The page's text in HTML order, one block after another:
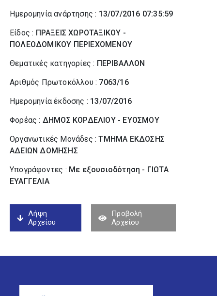
Ημερομηνία ανάρτησης : 13/07/2016 07:35:59
Είδος : ΠΡΑΞΕΙΣ ΧΩΡΟΤΑΞΙΚΟΥ -
ΠΟΛΕΟΔΟΜΙΚΟΥ ΠΕΡΙΕΧΟΜΕΝΟΥ
Θεματικές κατηγορίες : ΠΕΡΙΒΑΛΛΟΝ
Αριθμός Πρωτοκόλλου : 7063/16
Ημερομηνία έκδοσης : 13/07/2016
Φορέας : ΔΗΜΟΣ ΚΟΡΔΕΛΙΟΥ - ΕΥΟΣΜΟΥ
Οργανωτικές Μονάδες :ΤΜΗΜΑ ΕΚΔΟΣΗΣ
ΑΔΕΙΩΝ ΔΟΜΗΣΗΣ
Υπογράφοντες : Με εξουσιοδότηση - ΓΙΩΤΑ
ΕΥΑΓΓΕΛΙΑ
Λήψη
Αρχείου
Προβολή
Αρχείου